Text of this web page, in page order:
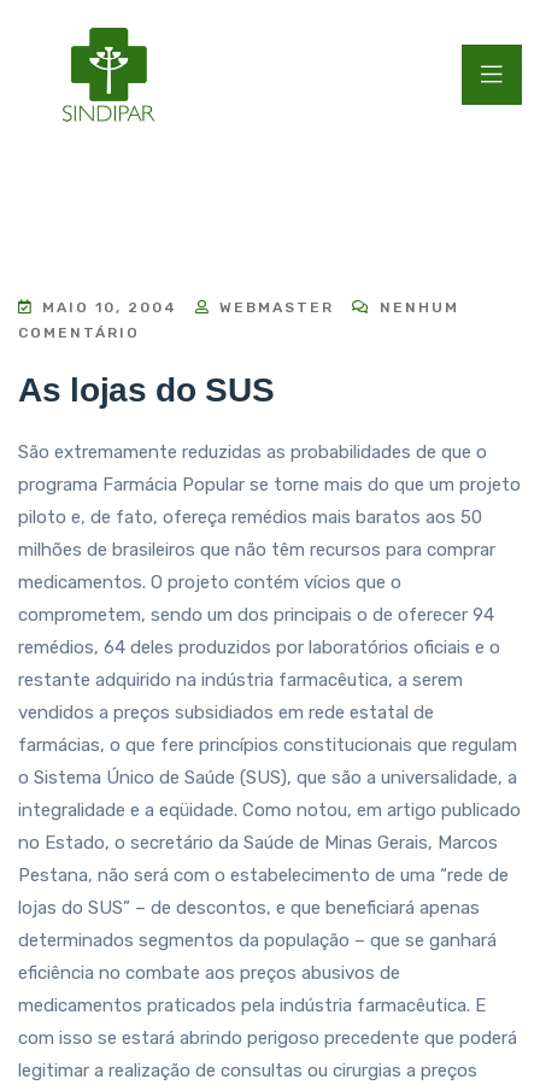
MAIO 10, 2004 WEBMASTER
NENHUM
COMENTÁRIO
As lojas do SUS
São extremamente reduzidas as probabilidades de que o
programa Farmácia Popular se torne mais do que um projeto
piloto e, de fato, ofereça remédios mais baratos aos 50
milhões de brasileiros que não têm recursos para comprar
medicamentos. O projeto contém vícios que o
comprometem, sendo um dos principais o de oferecer 94
remédios, 64 deles produzidos por laboratórios oficiais e o
restante adquirido na indústria farmacêutica, a serem
vendidos a preços subsidiados em rede estatal de
farmácias, o que fere princípios constitucionais que regulam
o Sistema Único de Saúde (SUS), que são a universalidade, a
integralidade e a eqüidade. Como notou, em artigo publicado
no Estado, o secretário da Saúde de Minas Gerais, Marcos
Pestana, não será com o estabelecimento de uma “rede de
lojas do SUS” – de descontos, e que beneficiará apenas
determinados segmentos da população – que se ganhará
eficiência no combate aos preços abusivos de
medicamentos praticados pela indústria farmacêutica. E
com isso se estará abrindo perigoso precedente que poderá
legitimar a realização de consultas ou cirurgias a preços